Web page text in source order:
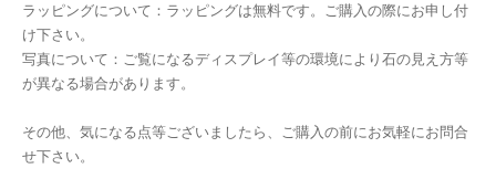
ラッピングについて：ラッピングは無料です。ご購入の際にお申し付
け下さい。
写真について：ご覧になるディスプレイ等の環境により石の見え方等
が異なる場合があります。
その他、気になる点等ございましたら、ご購入の前にお気軽にお問合
せ下さい。